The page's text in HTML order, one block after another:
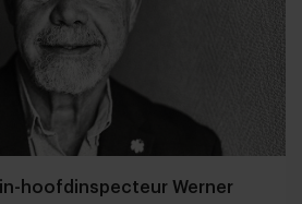
hoofdinspecteur Werner